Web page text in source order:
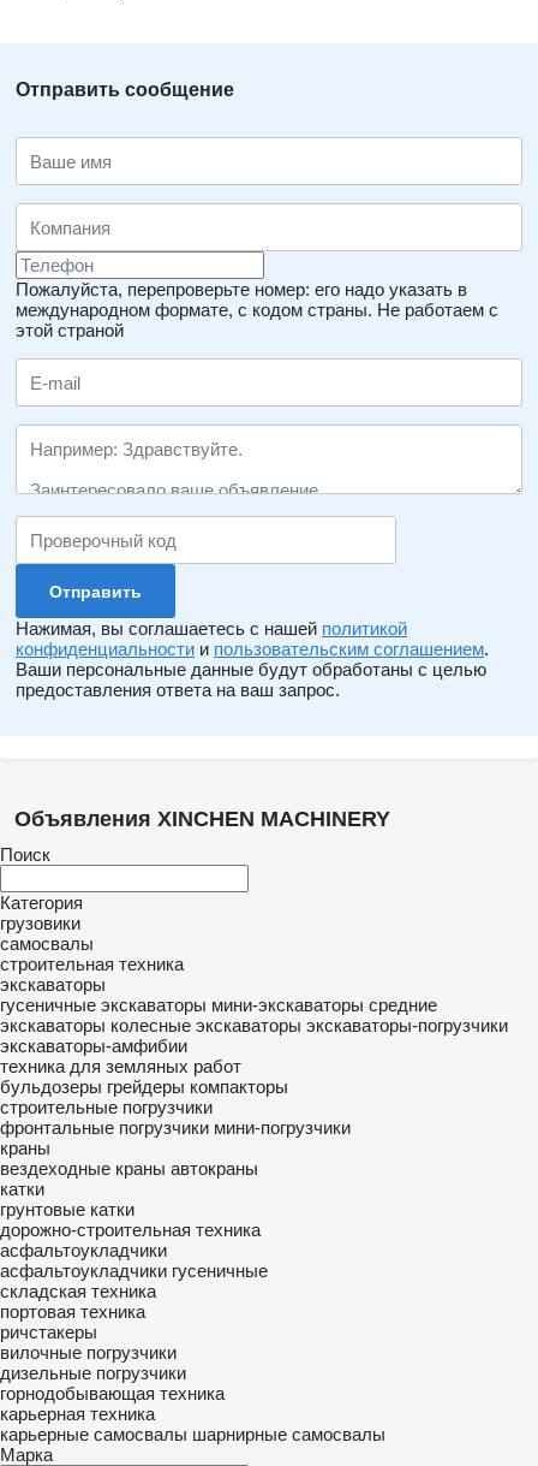
Отправить сообщение
Пожалуйста, перепроверьте номер: его надо указать в
международном формате, с кодом страны. Не работаем с
этой страной
Нажимая, вы соглашаетесь с нашей политикой
конфиденциальности и пользовательским соглашением.
Ваши персональные данные будут обработаны с целью
предоставления ответа на ваш запрос.
Объявления XINCHEN MACHINERY
Поиск
Категория
грузовики
самосвалы
строительная техника
экскаваторы
гусеничные экскаваторы мини-экскаваторы средние
экскаваторы колесные экскаваторы экскаваторы-погрузчики
экскаваторы-амфибии
техника для земляных работ
бульдозеры грейдеры компакторы
строительные погрузчики
фронтальные погрузчики мини-погрузчики
краны
вездеходные краны автокраны
катки
грунтовые катки
дорожно-строительная техника
асфальтоукладчики
асфальтоукладчики гусеничные
складская техника
портовая техника
ричстакеры
вилочные погрузчики
дизельные погрузчики
горнодобывающая техника
карьерная техника
карьерные самосвалы шарнирные самосвалы
Марка